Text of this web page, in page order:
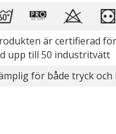
är certifierad
upp till 50 industritvätt
för både tryck och